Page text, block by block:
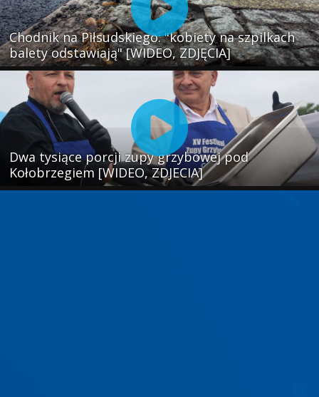
Chodnik na Piłsudskiego: "kobiety na szpilkach
balety odstawiają" [WIDEO, ZDJĘCIA]
Dwa tysiące porcji zupy grzybowej pod
Kołobrzegiem [WIDEO, ZDJECIA]